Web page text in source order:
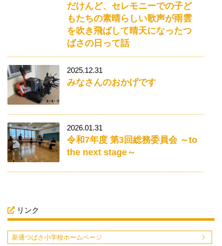
だけんど、セレモニーでの子ど
もたちの素晴らしい歌声が雨雲
を吹き飛ばして晴天になったつ
ばさの日って話
2025.12.31
みなさんのおかげです
2026.01.31
令和7年度 第3回総務委員会 ～to
the next stage～
リンク
新通つばさ小学校ホームページ